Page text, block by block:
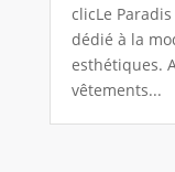
clicLe
dédié à la
esthétiques.
vêtements...